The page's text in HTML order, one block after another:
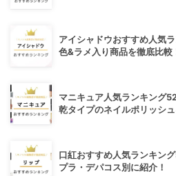
アイシャドウおすすめ人気
色&ラメ入り商品を徹底比較
マニキュア人気ランキング
乾タイプのネイルポリッシュ
口紅おすすめ人気ランキン
プラ・デパコス別に紹介！